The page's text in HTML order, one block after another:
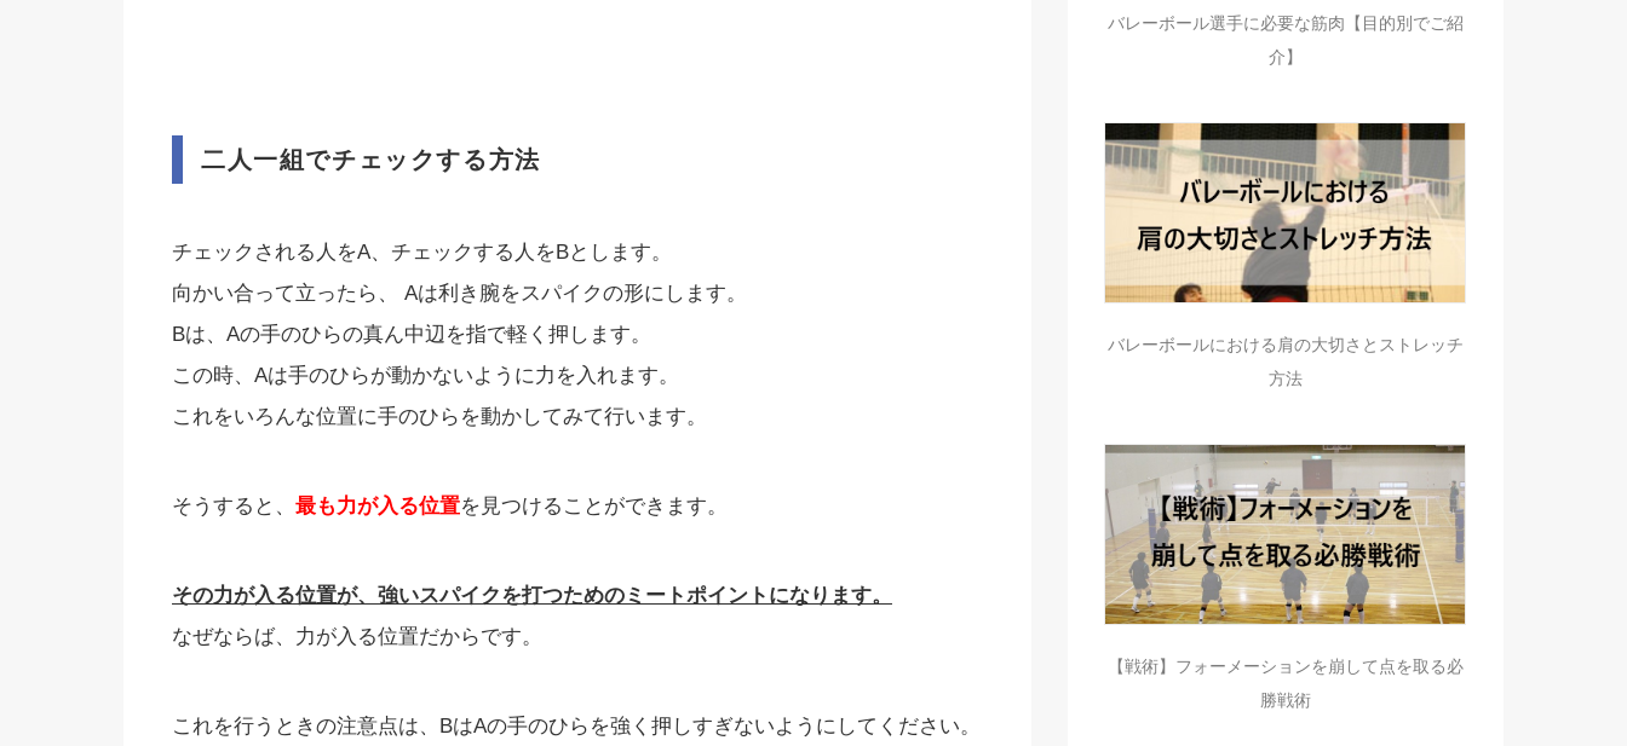
二人一組でチェックする方法
チェックされる人をA、チェックする人をBとします。
向かい合って立ったら、 Aは利き腕をスパイクの形にします。
Bは、Aの手のひらの真ん中辺を指で軽く押します。
この時、Aは手のひらが動かないように力を入れます。
これをいろんな位置に手のひらを動かしてみて行います。
そうすると、 最も力が入る位置を見つけることができます。
その力が入る位置が、強いスパイクを打つためのミートポイントになります。
なぜならば、力が入る位置だからです。
これを行うときの注意点は、BはAの手のひらを強く押しすぎないようにしてください。
バレーボール選手に必要な筋肉【目的別でご紹
介】
バレーボールにおける肩の大切さとストレッチ
方法
【戦術】フォーメーションを崩して点を取る必
勝戦術